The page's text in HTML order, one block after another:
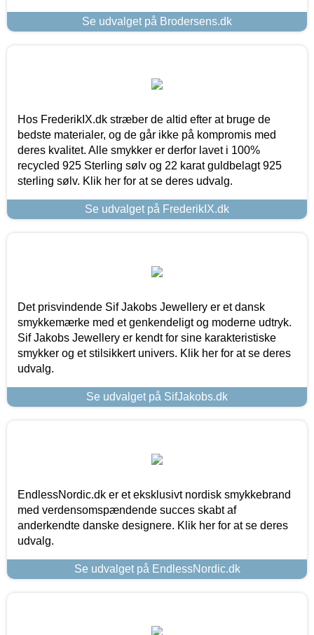
Se udvalget på Brodersens.dk
Hos FrederikIX.dk stræber de altid efter at bruge de
bedste materialer, og de går ikke på kompromis med
deres kvalitet. Alle smykker er derfor lavet i 100%
recycled 925 Sterling sølv og 22 karat guldbelagt 925
sterling sølv. Klik her for at se deres udvalg.
Se udvalget på FrederikIX.dk
Det prisvindende Sif Jakobs Jewellery er et dansk
smykkemærke med et genkendeligt og moderne udtryk.
Sif Jakobs Jewellery er kendt for sine karakteristiske
smykker og et stilsikkert univers. Klik her for at se deres
udvalg.
Se udvalget på SifJakobs.dk
EndlessNordic.dk er et eksklusivt nordisk smykkebrand
med verdensomspændende succes skabt af
anderkendte danske designere. Klik her for at se deres
udvalg.
Se udvalget på EndlessNordic.dk